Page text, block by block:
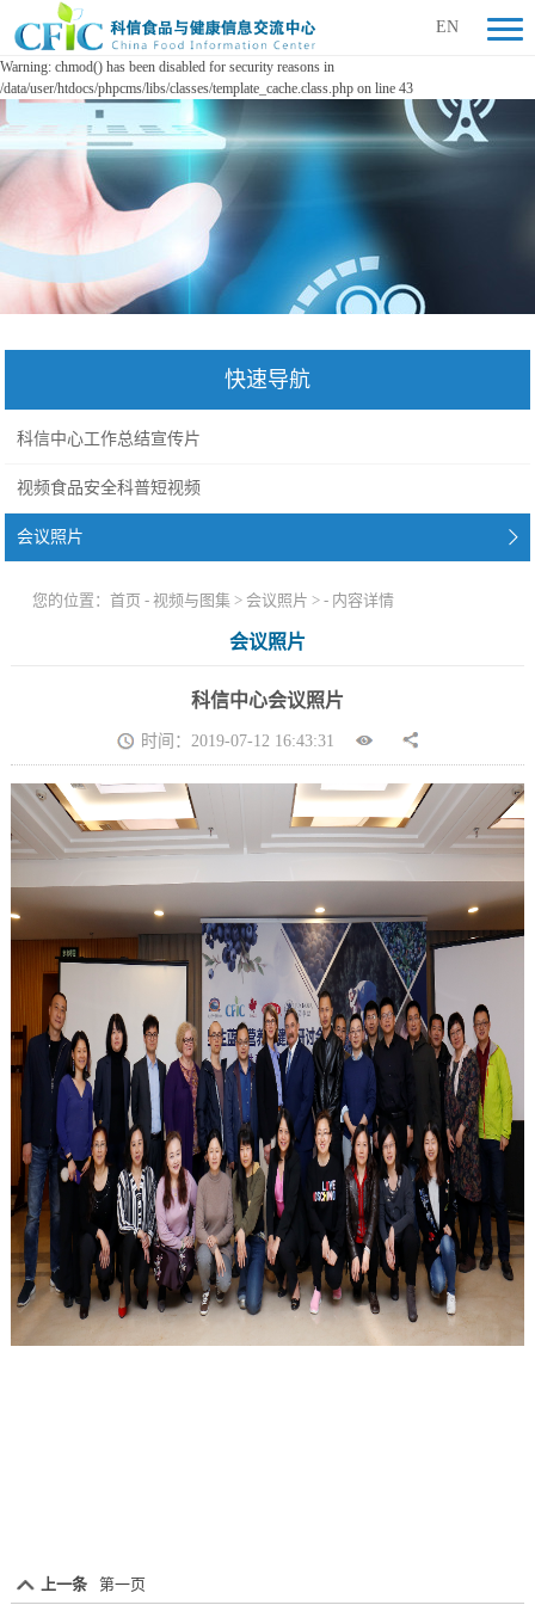
Warning: chmod() has been disabled for security reasons in
/data/user/htdocs/phpcms/libs/classes/template_cache.class.php on line 43
EN
快速导航
科信中心工作总结宣传片
视频食品安全科普短视频
会议照片
您的位置：首页 -视频与图集 > 会议照片 > - 内容详情
会议照片
科信中心会议照片
时间：2019-07-12 16:43:31
上一条 第一页